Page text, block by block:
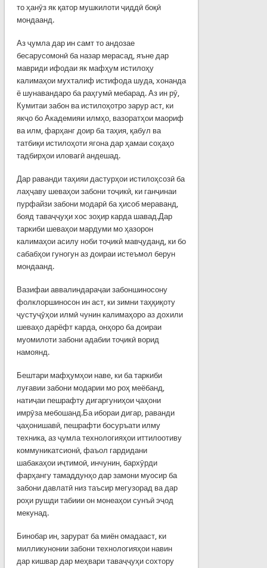
то ҳанӯз як қатор мушкилоти ҷиддӣ боқӣ
мондаанд.
Аз ҷумла дар ин самт то андозае
бесарусомонӣ ба назар мерасад, яъне дар
мавриди ифодаи як мафҳум истилоҳу
калимаҳои мухталиф истифода шуда, хонанда
ё шунавандаро ба раҳгумӣ мебарад. Аз ин рӯ,
Кумитаи забон ва истилоҳотро зарур аст, ки
якҷо бо Академияи илмҳо, вазоратҳои маориф
ва илм, фарҳанг доир ба таҳия, қабул ва
татбиқи истилоҳоти ягона дар ҳамаи соҳаҳо
тадбирҳои иловагӣ андешад.
Дар раванди таҳияи дастурҳои истилоҳсозӣ ба
лаҳҷаву шеваҳои забони тоҷикӣ, ки ганҷинаи
пурфайзи забони модарӣ ба ҳисоб мераванд,
бояд таваҷҷуҳи хос зоҳир карда шавад.Дар
таркиби шеваҳои мардуми мо ҳазорон
калимаҳои асилу ноби тоҷикӣ мавҷуданд, ки бо
сабабҳои гуногун аз доираи истеъмол берун
мондаанд.
Вазифаи аввалиндараҷаи забоншиносону
фолклоршиносон ин аст, ки зимни таҳқиқоту
ҷустуҷӯҳои илмӣ чунин калимаҳоро аз дохили
шеваҳо дарёфт карда, онҳоро ба доираи
муомилоти забони адабии тоҷикӣ ворид
намоянд.
Бештари мафҳумҳои наве, ки ба таркиби
луғавии забони модарии мо роҳ меёбанд,
натиҷаи пешрафту дигаргуниҳои ҷаҳони
имрӯза мебошанд.Ба ибораи дигар, раванди
ҷаҳонишавӣ, пешрафти босуръати илму
техника, аз ҷумла технологияҳои иттилоотиву
коммуникатсионӣ, фаъол гардидани
шабакаҳои иҷтимоӣ, инчунин, бархӯрди
фарҳангу тамаддунҳо дар замони муосир ба
забони давлатӣ низ таъсир мегузорад ва дар
роҳи рушди табиии он монеаҳои сунъӣ эҷод
мекунад.
Бинобар ин, зарурат ба миён омадааст, ки
милликунонии забони технологияҳои навин
дар кишвар дар меҳвари таваҷҷуҳи сохтору